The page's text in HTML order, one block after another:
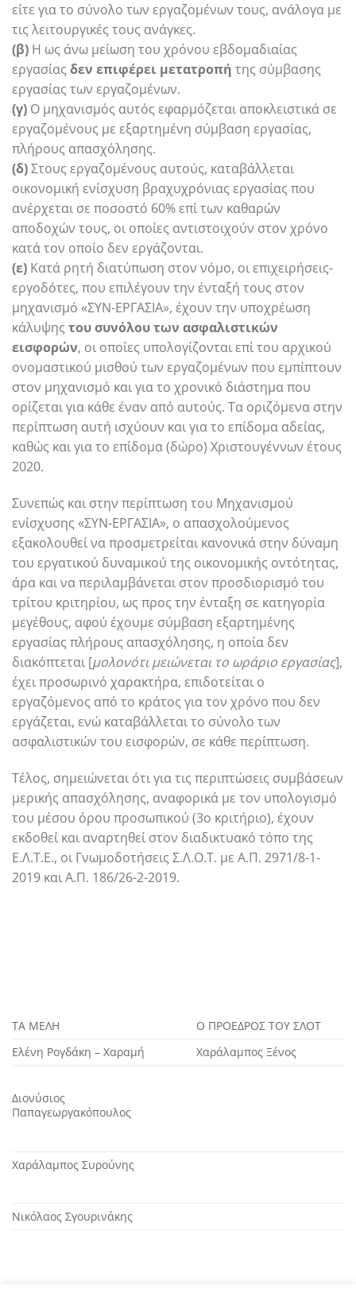
είτε για το σύνολο των εργαζομένων τους, ανάλογα με
τις λειτουργικές τους ανάγκες.
(β) Η ως άνω μείωση του χρόνου εβδομαδιαίας
εργασίας δεν επιφέρει μετατροπή της σύμβασης
εργασίας των εργαζομένων.
(γ) Ο μηχανισμός αυτός εφαρμόζεται αποκλειστικά σε
εργαζομένους με εξαρτημένη σύμβαση εργασίας,
πλήρους απασχόλησης.
(δ)Στους εργαζομένους αυτούς, καταβάλλεται
οικονομική ενίσχυση βραχυχρόνιας εργασίας που
ανέρχεται σε ποσοστό 60% επί των καθαρών
αποδοχών τους, οι οποίες αντιστοιχούν στον χρόνο
κατά τον οποίο δεν εργάζονται.
(ε) Κατά ρητή διατύπωση στον νόμο, οι επιχειρήσεις-
εργοδότες, που επιλέγουν την ένταξή τους στον
μηχανισμό «ΣΥΝ-ΕΡΓΑΣΙΑ», έχουν την υποχρέωση
κάλυψης τουσυνόλου των ασφαλιστικών
εισφορών, οι οποίες υπολογίζονται επί του αρχικού
ονομαστικού μισθού των εργαζομένων που εμπίπτουν
στον μηχανισμό και για το χρονικό διάστημα που
ορίζεται για κάθε έναν από αυτούς. Τα οριζόμενα στην
περίπτωση αυτή ισχύουν και για το επίδομα αδείας,
καθώς και για το επίδομα (δώρο) Χριστουγέννων έτους
2020.
Συνεπώς και στην περίπτωση του Μηχανισμού
ενίσχυσης «ΣΥΝ-ΕΡΓΑΣΙΑ», ο απασχολούμενος
εξακολουθεί να προσμετρείται κανονικά στην δύναμη
του εργατικού δυναμικού της οικονομικής οντότητας,
άρα και να περιλαμβάνεται στον προσδιορισμό του
τρίτου κριτηρίου, ως προς την ένταξη σε κατηγορία
μεγέθους, αφού έχουμε σύμβαση εξαρτημένης
εργασίας πλήρους απασχόλησης, η οποία δεν
διακόπτεται [μολονότι μειώνεται το ωράριο εργασίας],
έχει προσωρινό χαρακτήρα, επιδοτείται ο
εργαζόμενος από το κράτος για τον χρόνο που δεν
εργάζεται, ενώ καταβάλλεται το σύνολο των
ασφαλιστικών του εισφορών, σε κάθε περίπτωση.
Τέλος, σημειώνεται ότι για τις περιπτώσεις συμβάσεων
μερικής απασχόλησης, αναφορικά με τον υπολογισμό
του μέσου όρου προσωπικού (3ο κριτήριο), έχουν
εκδοθεί και αναρτηθεί στον διαδικτυακό τόπο της
Ε.Λ.Τ.Ε., οι Γνωμοδοτήσεις Σ.Λ.Ο.Τ. με Α.Π. 2971/8-1-
2019 και Α.Π. 186/26-2-2019.
ΤΑ ΜΕΛΗ
Ο ΠΡΟΕΔΡΟΣ ΤΟΥ ΣΛΟΤ
Ελένη Ρογδάκη – Χαραμή
Χαράλαμπος Ξένος
Διονύσιος
Παπαγεωργακόπουλος
Χαράλαμπος Συρούνης
Νικόλαος Σγουρινάκης